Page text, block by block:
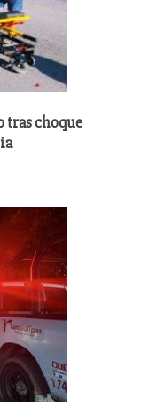
choque